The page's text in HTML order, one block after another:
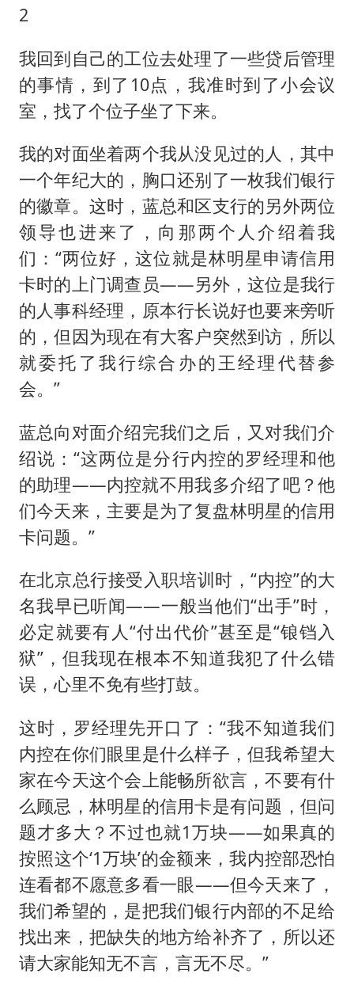
2
我回到自己的工位去处理了一些贷后管理
的事情，到了10点，我准时到了小会议
室，找了个位子坐了下来。
我的对面坐着两个我从没见过的人，其中
一个年纪大的，胸口还别了一枚我们银行
的徽章。这时，蓝总和区支行的另外两位
领导也进来了，向那两个人介绍着我
们：“两位好，这位就是林明星申请信用
卡时的上门调查员——另外，这位是我行
的人事科经理，原本行长说好也要来旁听
的，但因为现在有大客户突然到访，所以
就委托了我行综合办的王经理代替参
会。”
蓝总向对面介绍完我们之后，又对我们介
绍说：“这两位是分行内控的罗经理和他
的助理——内控就不用我多介绍了吧？他
们今天来，主要是为了复盘林明星的信用
卡问题。”
在北京总行接受入职培训时，“内控”的大
名我早已听闻——一般当他们“出手”时，
必定就要有人“付出代价”甚至是“锒铛入
狱”，但我现在根本不知道我犯了什么错
误，心里不免有些打鼓。
这时，罗经理先开口了：“我不知道我们
内控在你们眼里是什么样子，但我希望大
家在今天这个会上能畅所欲言，不要有什
么顾忌，林明星的信用卡是有问题，但问
题才多大？不过也就1万块——如果真的
按照这个‘1万块’的金额来，我内控部恐怕
连看都不愿意多看一眼——但今天来了，
我们希望的，是把我们银行内部的不足给
找出来，把缺失的地方给补齐了，所以还
请大家能知无不言，言无不尽。”